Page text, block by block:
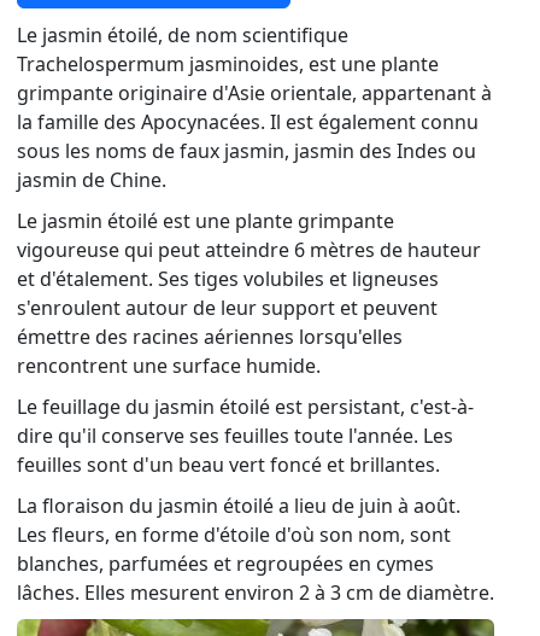
Le jasmin étoilé, de nom scientifique
Trachelospermum jasminoides, est une plante
grimpante originaire d'Asie orientale, appartenant à
la famille des Apocynacées. Il est également connu
sous les noms de faux jasmin, jasmin des Indes ou
jasmin de Chine.
Le jasmin étoilé est une plante grimpante
vigoureuse qui peut atteindre 6 mètres de hauteur
et d'étalement. Ses tiges volubiles et ligneuses
s'enroulent autour de leur support et peuvent
émettre des racines aériennes lorsqu'elles
rencontrent une surface humide.
Le feuillage du jasmin étoilé est persistant, c'est-à-
dire qu'il conserve ses feuilles toute l'année. Les
feuilles sont d'un beau vert foncé et brillantes.
La floraison du jasmin étoilé a lieu de juin à août.
Les fleurs, en forme d'étoile d'où son nom, sont
blanches, parfumées et regroupées en cymes
lâches. Elles mesurent environ 2 à 3 cm de diamètre.